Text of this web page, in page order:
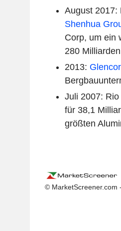
August 2017:
Shenhua
Corp, um ein
280
2013:
Juli 2007:
für 38,1
größten
© MarketScreener.com